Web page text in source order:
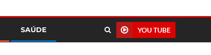
SAÚDE YOU TUBE